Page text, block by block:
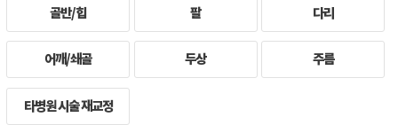
골반/힙 팔 다리
어깨/쇄골 두상 주름
타병원 시술 재교정